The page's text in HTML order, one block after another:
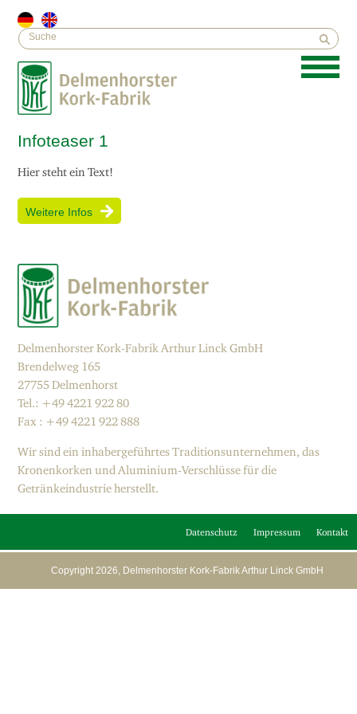
Infoteaser 1
Hier steht ein Text!
Weitere Infos
Delmenhorster Kork-Fabrik Arthur Linck GmbH
Brendelweg 165
27755 Delmenhorst
Tel.: +49 4221 922 80
Fax : +49 4221 922 888
Wir sind ein inhabergeführtes Traditionsunternehmen, das
Kronenkorken und Aluminium-Verschlüsse für die
Getränkeindustrie herstellt.
Datenschutz Impressum Kontakt
Copyright 2026, Delmenhorster Kork-Fabrik Arthur Linck GmbH